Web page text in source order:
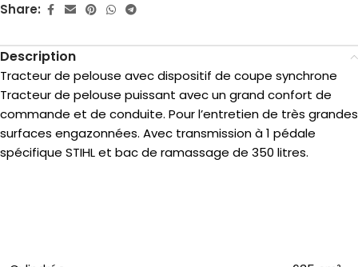
Share:
Description
Tracteur de pelouse avec dispositif de coupe synchrone
Tracteur de pelouse puissant avec un grand confort de
commande et de conduite. Pour l’entretien de très grandes
surfaces engazonnées. Avec transmission à 1 pédale
spécifique STIHL et bac de ramassage de 350 litres.